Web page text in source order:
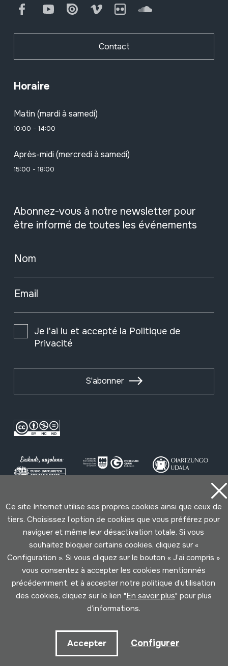
FacebookYoutube Issuu Vimeo Flickr SoundCloud
Contact
Horaire
Matin (mardi à samedi)
10:00 - 14:00
Après-midi (mercredi à samedi)
15:00 - 18:00
Abonnez-vous à notre newsletter pour
être informé de toutes les événements
Nom
Email
Je l'ai lu et accepté la Politique de
Privacité
S'abonner
Conditions d'Utilisation
Politique de Privacité
Cookies politique
Ce site Internet utilise ses propres cookies ainsi que ceux de
tiers. Choisissez l’option de cookies que vous préférez pour
naviguer et même leur désactivation totale. Si vous
souhaitez bloquer certains cookies, cliquez sur «
Configuration ». Si vous cliquez sur le bouton « J’ai compris »
vous consentez à accepter les cookies mentionnés
précédemment, et à accepter notre politique d’utilisation
des cookies, cliquez sur le lien "En savoir plus" pour plus
d’informations.
Accepter Configurer